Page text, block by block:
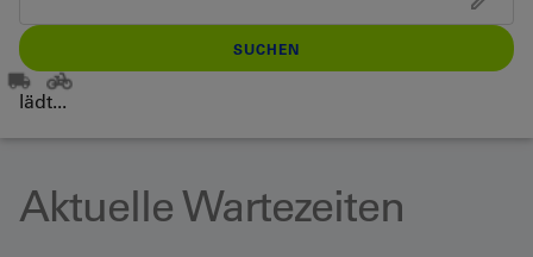
SUCHEN
lädt...
Aktuelle Wartezeiten